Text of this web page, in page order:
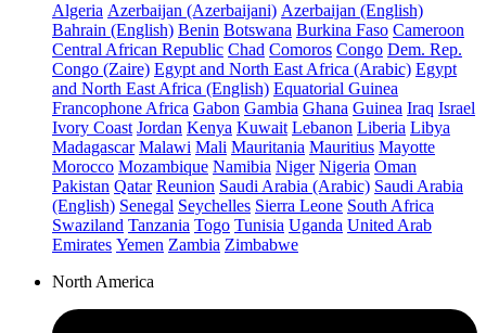
Algeria Azerbaijan (Azerbaijani) Azerbaijan (English)
Bahrain (English) Benin Botswana Burkina Faso Cameroon
Central African Republic Chad Comoros Congo Dem. Rep.
Congo (Zaire) Egypt and North East Africa (Arabic) Egypt
and North East Africa (English) Equatorial Guinea
Francophone Africa Gabon Gambia Ghana Guinea Iraq Israel
Ivory Coast Jordan Kenya Kuwait Lebanon Liberia Libya
Madagascar Malawi Mali Mauritania Mauritius Mayotte
Morocco Mozambique Namibia Niger Nigeria Oman
Pakistan Qatar Reunion Saudi Arabia (Arabic) Saudi Arabia
(English) Senegal Seychelles Sierra Leone South Africa
Swaziland Tanzania Togo Tunisia Uganda United Arab
Emirates Yemen Zambia Zimbabwe
North America